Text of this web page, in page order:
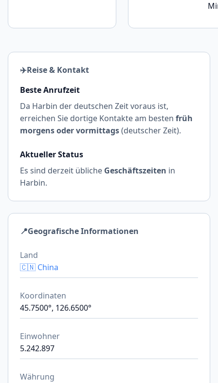
✈️Reise & Kontakt
Beste Anrufzeit
Da Harbin der deutschen Zeit voraus ist,
erreichen Sie dortige Kontakte am besten früh
morgens oder vormittags(deutscher Zeit).
Aktueller Status
Es sind derzeit übliche Geschäftszeiten in
Harbin.
📍Geografische Informationen
Land
🇨🇳 China
Koordinaten
45.7500°, 126.6500°
Einwohner
5.242.897
Währung